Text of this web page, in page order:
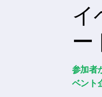
イ
ー
参加者
ベント